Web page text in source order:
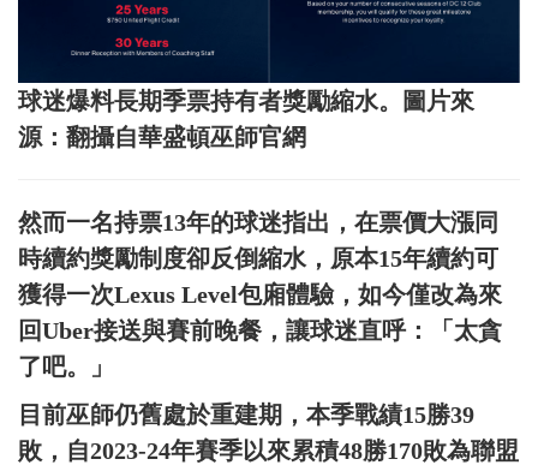
球迷爆料長期季票持有者獎勵縮水。圖片來
源：翻攝自華盛頓巫師官網
然而一名持票13年的球迷指出，在票價大漲同
時續約獎勵制度卻反倒縮水，原本15年續約可
獲得一次Lexus Level包廂體驗，如今僅改為來
回Uber接送與賽前晚餐，讓球迷直呼：「太貪
了吧。」
目前巫師仍舊處於重建期，本季戰績15勝39
敗，自2023-24年賽季以來累積48勝170敗為聯盟